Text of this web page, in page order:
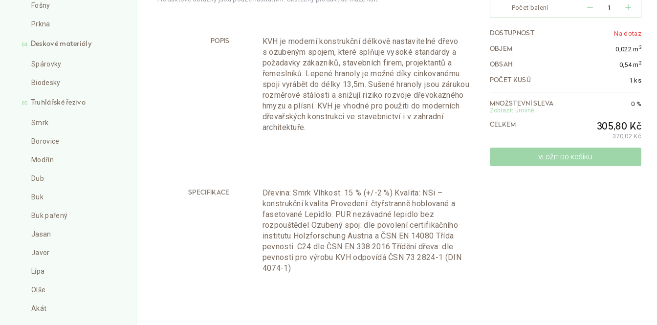
Fošny
Prkna
04 Deskové materiály
Spárovky
Biodesky
05 Truhlářské řezivo
Smrk
Borovice
Modřín
Dub
Buk
Buk pařený
Jasan
Javor
Lípa
Olše
Akát
POPIS
KVH je moderní konstrukční délkově nastavitelné dřevo
s ozubeným spojem, které splňuje vysoké standardy a
požadavky zákazníků, stavebních firem, projektantů a
řemeslníků. Lepené hranoly je možné díky cinkovanému
spoji vyrábět do délky 13,5m. Sušené hranoly jsou zárukou
rozměrové stálosti a snižují riziko rozvoje dřevokazného
hmyzu a plísní. KVH je vhodné pro použiti do moderních
dřevařských konstrukci ve stavebnictví i v zahradní
architektuře.
SPECIFIKACE
Dřevina: Smrk Vlhkost: 15 % (+/-2 %) Kvalita: NSi –
konstrukční kvalita Provedení: čtyřstranně hoblované a
fasetované Lepidlo: PUR nezávadné lepidlo bez
rozpouštědel Ozubený spoj: dle povolení certifikačního
institutu Holzforschung Austria a ČSN EN 14080 Třída
pevnosti: C24 dle ČSN EN 338:2016 Třídění dřeva: dle
pevnosti pro výrobu KVH odpovídá ČSN 73 2824-1 (DIN
4074-1)
Počet balení remove add
DOSTUPNOST Na dotaz
OBJEM 0,022 m3
OBSAH 0,54 m2
POČET KUSŮ 1 ks
MNOŽSTEVNÍ SLEVA
Zobrazit úrovně
0 %
CELKEM 305,80 Kč
370,02 Kč
VLOŽIT DO KOŠÍKU